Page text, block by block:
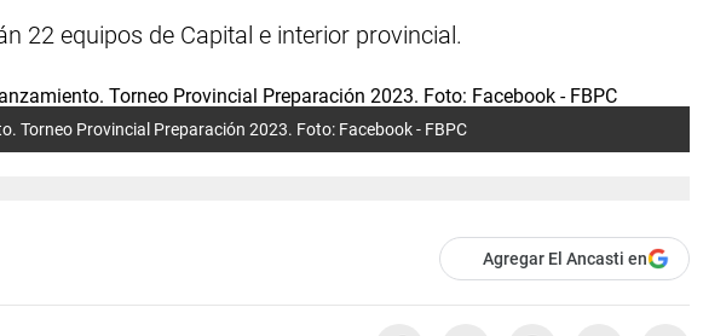
22 equipos de Capital e interior provincial.
Torneo Provincial Preparación 2023. Foto: Facebook - FBPC
Agregar El Ancasti en